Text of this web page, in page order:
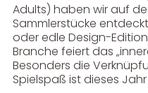
Adults) haben wir auf
Sammlerstücke
oder edle Design-
Branche feiert das
Besonders die
Spielspaß ist dieses